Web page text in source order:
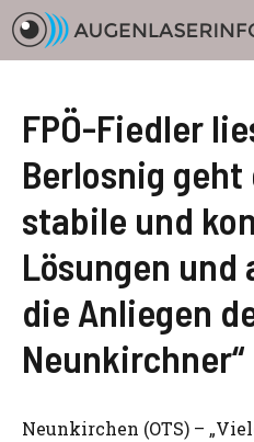
Zum
Inhalt
springen
FPÖ-Fiedler
Berlosnig
stabile und
Lösungen und
die Anliegen
Neunkirchner“
Neunkirchen (OTS) –